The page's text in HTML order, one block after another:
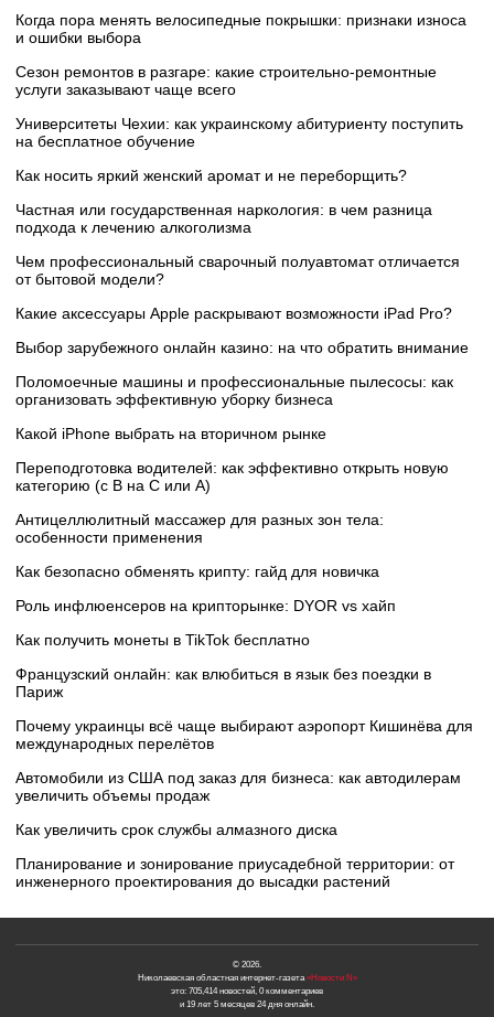
Когда пора менять велосипедные покрышки: признаки износа
и ошибки выбора
Сезон ремонтов в разгаре: какие строительно-ремонтные
услуги заказывают чаще всего
Университеты Чехии: как украинскому абитуриенту поступить
на бесплатное обучение
Как носить яркий женский аромат и не переборщить?
Частная или государственная наркология: в чем разница
подхода к лечению алкоголизма
Чем профессиональный сварочный полуавтомат отличается
от бытовой модели?
Какие аксессуары Apple раскрывают возможности iPad Pro?
Выбор зарубежного онлайн казино: на что обратить внимание
Поломоечные машины и профессиональные пылесосы: как
организовать эффективную уборку бизнеса
Какой iPhone выбрать на вторичном рынке
Переподготовка водителей: как эффективно открыть новую
категорию (с B на C или А)
Антицеллюлитный массажер для разных зон тела:
особенности применения
Как безопасно обменять крипту: гайд для новичка
Роль инфлюенсеров на крипторынке: DYOR vs хайп
Как получить монеты в TikTok бесплатно
Французский онлайн: как влюбиться в язык без поездки в
Париж
Почему украинцы всё чаще выбирают аэропорт Кишинёва для
международных перелётов
Автомобили из США под заказ для бизнеса: как автодилерам
увеличить объемы продаж
Как увеличить срок службы алмазного диска
Планирование и зонирование приусадебной территории: от
инженерного проектирования до высадки растений
© 2026.
Николаевская областная интернет-газета «Новости N»
это: 705,414 новостей, 0 комментариев
и 19 лет 5 месяцев 24 дня онлайн.